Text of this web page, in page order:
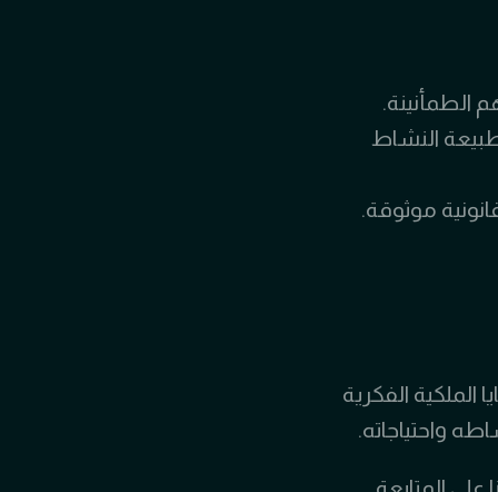
الطمأنينة.
النشاط
موثوقة.
الملكية الفكرية
واحتياجاته.